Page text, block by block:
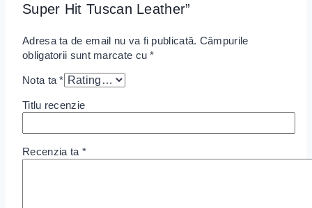
Super Hit Tuscan Leather”
Adresa ta de email nu va fi publicată. Câmpurile
obligatorii sunt marcate cu*
Nota ta*
Titlu recenzie
Recenzia ta *